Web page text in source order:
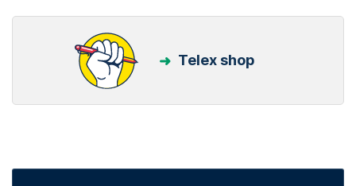
Telex shop